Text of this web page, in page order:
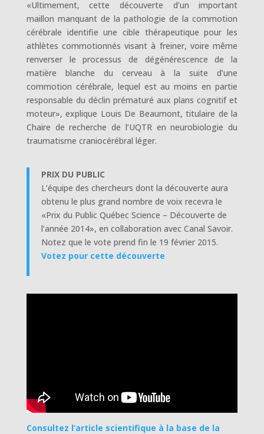
«Ultimement, cette découverte d’un important
maillon manquant de la pathologie de la commotion
cérébrale identifie une cible thérapeutique pour les
athlètes commotionnés visant à freiner, voire même
renverser le processus de dégénérescence de la
matière blanche du cerveau à la suite d’une
commotion cérébrale, lequel est au moins en partie
responsable du déclin prématuré aux plans cognitif et
moteur», explique Louis De Beaumont, titulaire de la
Chaire de recherche de l’UQTR en neurobiologie du
traumatisme craniocérébral léger.
PRIX DU PUBLIC
L’équipe des chercheurs dont la découverte aura
obtenu le plus grand nombre de voix recevra le
«Prix du Public Québec Science – Découverte de
l’année 2014», en collaboration avec Canal Savoir.
Notez que le vote prend fin le 19 février 2015.
Votez pour cette découverte
Consultez l’article scientifique à la base de la